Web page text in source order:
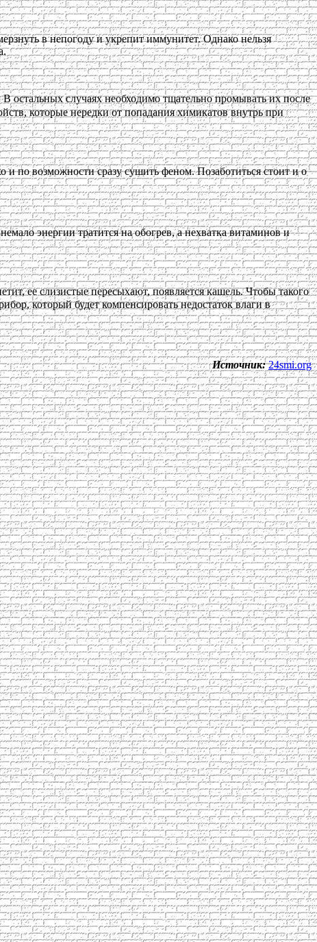
в непогоду и укрепит иммунитет. Однако нельзя
остальных случаях необходимо тщательно промывать их после
которые нередки от попадания химикатов внутрь при
по возможности сразу сушить феном. Позаботиться стоит и о
энергии тратится на обогрев, а нехватка витаминов и
ее слизистые пересыхают, появляется кашель. Чтобы такого
который будет компенсировать недостаток влаги в
Источник: 24smi.org